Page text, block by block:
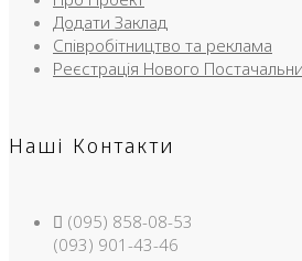
Додати Заклад
Співробітництво та реклама
Реєстрація Нового
Наші Контакти
(095) 858-08-53
(093) 901-43-46